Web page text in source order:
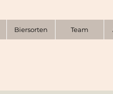
Biersorten Team